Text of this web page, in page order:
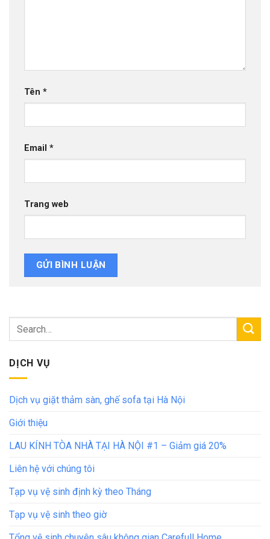
Tên *
Email *
Trang web
DỊCH VỤ
Dịch vụ giặt thảm sàn, ghế sofa tại Hà Nội
Giới thiệu
LAU KÍNH TÒA NHÀ TẠI HÀ NỘI #1 – Giảm giá 20%
Liên hệ với chúng tôi
Tạp vụ vệ sinh định kỳ theo Tháng
Tạp vụ vệ sinh theo giờ